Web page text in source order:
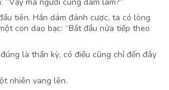
tiên. Hắn dám đánh cược, ta có lòng
con dao bạc: “Bắt đầu nửa tiếp theo
là thần kỳ, có điều cũng chỉ đến đây
nhiên vang lên.